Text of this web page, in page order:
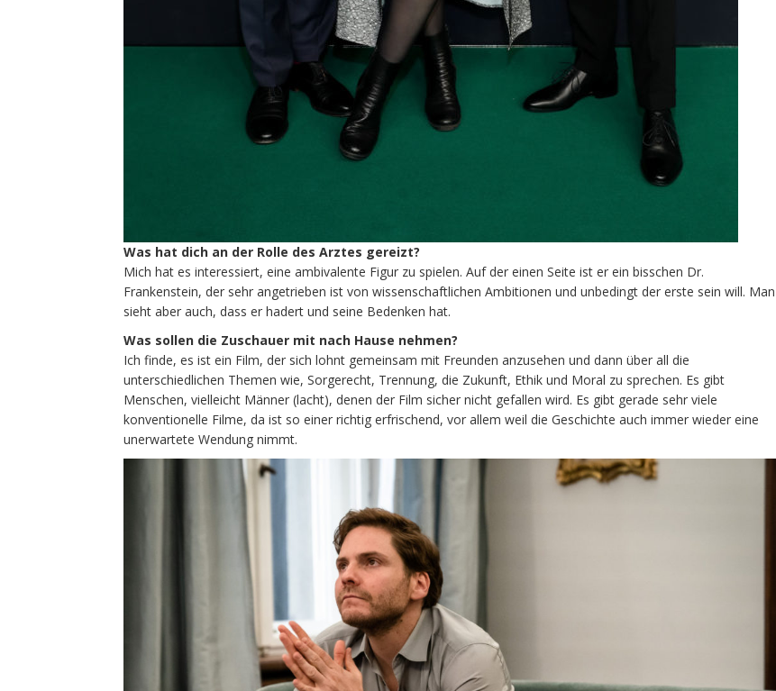
Was hat dich an der Rolle des Arztes gereizt?
Mich hat es interessiert, eine ambivalente Figur zu spielen. Auf der einen Seite ist er ein bisschen Dr.
Frankenstein, der sehr angetrieben ist von wissenschaftlichen Ambitionen und unbedingt der erste sein will. Man
sieht aber auch, dass er hadert und seine Bedenken hat.
Was sollen die Zuschauer mit nach Hause nehmen?
Ich finde, es ist ein Film, der sich lohnt gemeinsam mit Freunden anzusehen und dann über all die
unterschiedlichen Themen wie, Sorgerecht, Trennung, die Zukunft, Ethik und Moral zu sprechen. Es gibt
Menschen, vielleicht Männer (lacht), denen der Film sicher nicht gefallen wird. Es gibt gerade sehr viele
konventionelle Filme, da ist so einer richtig erfrischend, vor allem weil die Geschichte auch immer wieder eine
unerwartete Wendung nimmt.